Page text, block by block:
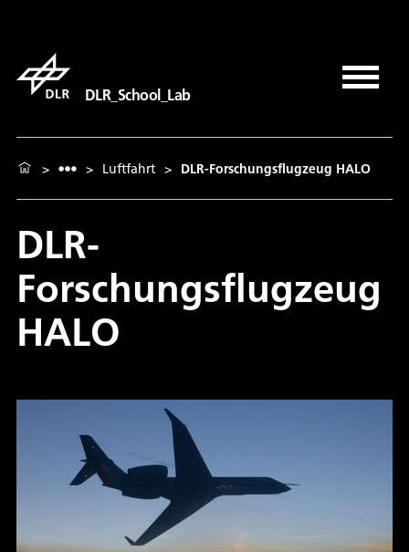
DLR_School_Lab
> > Luftfahrt > DLR-Forschungsflugzeug HALO
DLR-
Forschungsflugzeug
HALO